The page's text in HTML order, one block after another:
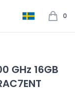
0
GHz 16GB